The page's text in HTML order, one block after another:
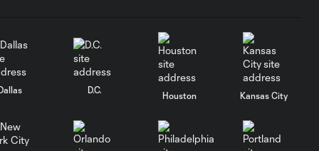
Gol: J. Gallardo vs. SEA, 3'
Jugadas: Inter
Miami CF vs.
10:28
D.C.
Houston Kansas City